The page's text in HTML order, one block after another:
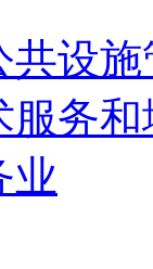
共设
务
业